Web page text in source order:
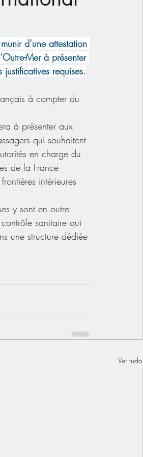
d’une attestation
Mer à présenter
requises.
à compter du
à présenter aux
qui souhaitent
en charge du
de la France
intérieures
y sont en outre
sanitaire qui
une structure dédiée
Ver tudo